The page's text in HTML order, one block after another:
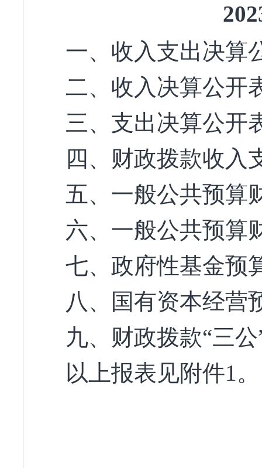
一、收入支出决算
二、收入决算公开
三、支出决算公开
四、财政拨款收入
五、一般公共预算
六、一般公共预算
七、政府性基金预
八、国有资本经营
九、财政拨款“三
以上报表见附件